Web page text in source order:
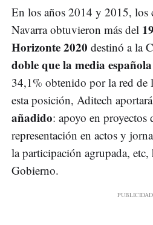
En los años 2014 y 2015, los
Navarra obtuvieron más del
Horizonte 2020 destinó a la
doble que la media española
34,1% obtenido por la red de
esta posición, Aditech aportará
añadido: apoyo en proyectos
representación en actos y
la participación agrupada,
Gobierno.